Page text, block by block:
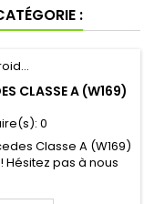
:
CLASSE A (W169)
0
Classe A (W169)
Hésitez pas à nous
!